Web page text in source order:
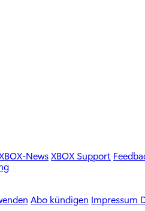
NewsXBOX Support
Abo kündigen Impressum